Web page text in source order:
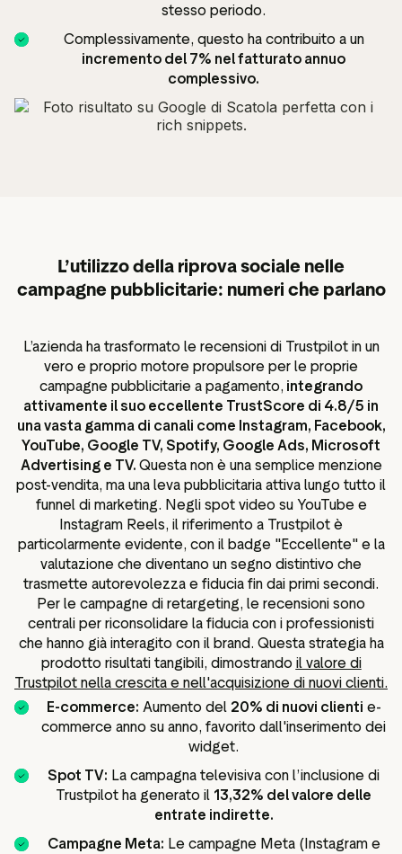
stesso periodo.
Complessivamente, questo ha contribuito a un
incremento del 7% nel fatturato annuo
complessivo.
L’utilizzo della riprova sociale nelle
campagne pubblicitarie: numeri che parlano
L’azienda ha trasformato le recensioni di Trustpilot in un
vero e proprio motore propulsore per le proprie
campagne pubblicitarie a pagamento, integrando
attivamente il suo eccellente TrustScore di 4.8/5 in
una vasta gamma di canali come Instagram, Facebook,
YouTube, Google TV, Spotify, Google Ads, Microsoft
Advertising e TV. Questa non è una semplice menzione
post-vendita, ma una leva pubblicitaria attiva lungo tutto il
funnel di marketing. Negli spot video su YouTube e
Instagram Reels, il riferimento a Trustpilot è
particolarmente evidente, con il badge "Eccellente" e la
valutazione che diventano un segno distintivo che
trasmette autorevolezza e fiducia fin dai primi secondi.
Per le campagne di retargeting, le recensioni sono
centrali per riconsolidare la fiducia con i professionisti
che hanno già interagito con il brand. Questa strategia ha
prodotto risultati tangibili, dimostrando il valore di
Trustpilot nella crescita e nell'acquisizione di nuovi clienti.
E-commerce: Aumento del 20% di nuovi clienti e-
commerce anno su anno, favorito dall'inserimento dei
widget.
Spot TV: La campagna televisiva con l’inclusione di
Trustpilot ha generato il 13,32% del valore delle
entrate indirette.
Campagne Meta: Le campagne Meta (Instagram e